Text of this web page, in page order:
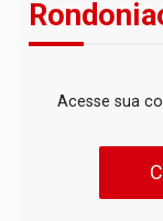
Acesse sua